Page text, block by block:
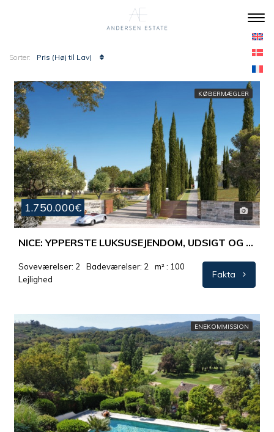
Sorter: Pris (Høj til Lav)
KØBERMÆGLER
1.750.000€
NICE: YPPERSTE LUKSUSEJENDOM, UDSIGT OG BELIGGENHED !
Soveværelser: 2 Badeværelser: 2
m² : 100
Lejlighed
Fakta
ENEKOMMISSION